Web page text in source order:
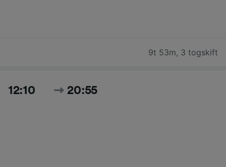
9t 53m, 3 togskift
12:10 20:55